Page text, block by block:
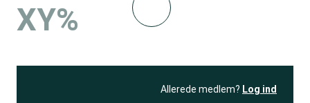
XY%
Allerede medlem? Log ind